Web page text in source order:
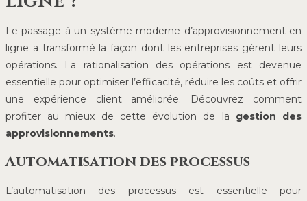
Le passage à un système moderne d’approvisionnement en
ligne a transformé la façon dont les entreprises gèrent leurs
opérations. La rationalisation des opérations est devenue
essentielle pour optimiser l’efficacité, réduire les coûts et offrir
une expérience client améliorée. Découvrez comment
profiter au mieux de cette évolution de la gestion des
approvisionnements.
Automatisation des processus
L’automatisation des processus est essentielle pour